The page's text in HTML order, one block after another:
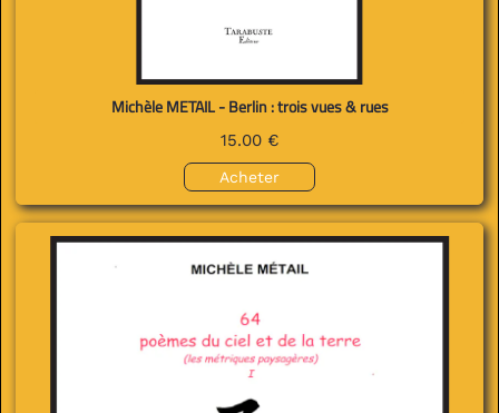
Michèle METAIL - Berlin : trois vues & rues
15.00 €
Acheter